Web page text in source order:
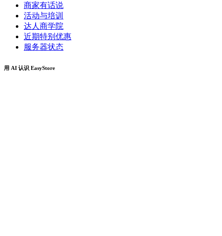
商家有话说
活动与培训
达人商学院
近期特别优惠
服务器状态
用 AI 认识 EasyStore